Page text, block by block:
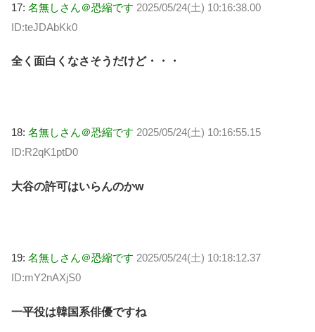
17: 名無しさん＠恐縮です 2025/05/24(土) 10:16:38.00
ID:teJDAbKk0
全く面白くなさそうだけど・・・
18: 名無しさん＠恐縮です 2025/05/24(土) 10:16:55.15
ID:R2qK1ptD0
大谷の許可はいらんのかw
19: 名無しさん＠恐縮です 2025/05/24(土) 10:18:12.37
ID:mY2nAXjS0
一平役は韓国系俳優ですね